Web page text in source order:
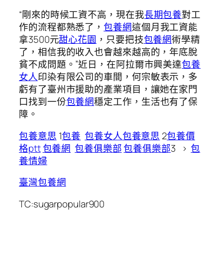
“剛來的時候工資不高，現在我長期包養對工
作的流程都熟悉了，包養網這個月我工資能
拿3500元甜心花園 ，只要把技包養網術學精
了，相信我的收入也會越來越高的，年底脫
貧不成問題。”近日，在阿拉爾市興美達包養
女人印染有限公司的車間，何宗敏表示，多
虧有了臺州市援助的產業項目，讓她在家門
口找到一份包養網穩定工作，生活也有了保
障。
包養意思 1包養 包養女人包養意思 2包養價
格ptt包養網 包養俱樂部包養俱樂部3 >包
養情婦
臺灣包養網
TC:sugarpopular900